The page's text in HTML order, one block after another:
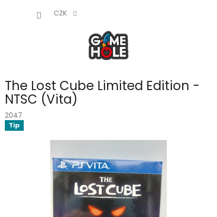
CZK
The Lost Cube Limited Edition -
NTSC (Vita)
2047
Tip